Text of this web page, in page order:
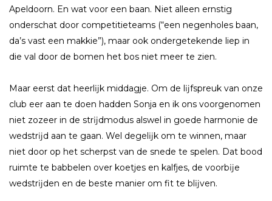
Apeldoorn. En wat voor een baan. Niet alleen ernstig
onderschat door competitieteams (“een negenholes baan,
da’s vast een makkie”), maar ook ondergetekende liep in
die val door de bomen het bos niet meer te zien.
Maar eerst dat heerlĳk middagje. Om de lĳfspreuk van onze
club eer aan te doen hadden Sonja en ik ons voorgenomen
niet zozeer in de strĳdmodus alswel in goede harmonie de
wedstrĳd aan te gaan. Wel degelĳk om te winnen, maar
niet door op het scherpst van de snede te spelen. Dat bood
ruimte te babbelen over koetjes en kalfjes, de voorbĳe
wedstrĳden en de beste manier om fit te blĳven.